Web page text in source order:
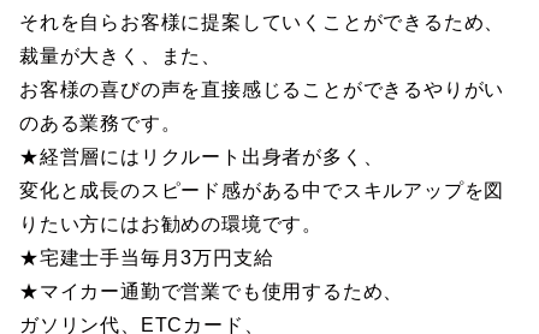
それを自らお客様に提案していくことができるため、
裁量が大きく、また、
お客様の喜びの声を直接感じることができるやりがい
のある業務です。
★経営層にはリクルート出身者が多く、
変化と成長のスピード感がある中でスキルアップを図
りたい方にはお勧めの環境です。
★宅建士手当毎月3万円支給
★マイカー通勤で営業でも使用するため、
ガソリン代、ETCカード、